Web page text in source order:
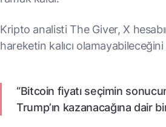
Kripto analisti The Giver, X
hareketin kalıcı
“Bitcoin fiyatı seçimin
Trump’ın kazanacağına dair